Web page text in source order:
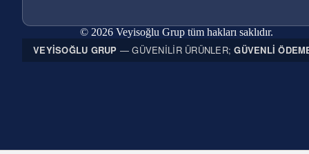
© 2026 Veyisoğlu Grup tüm hakları saklıdır.
VEYISOĞLU GRUP — GÜVENILIR ÜRÜNLER;GÜVENLI